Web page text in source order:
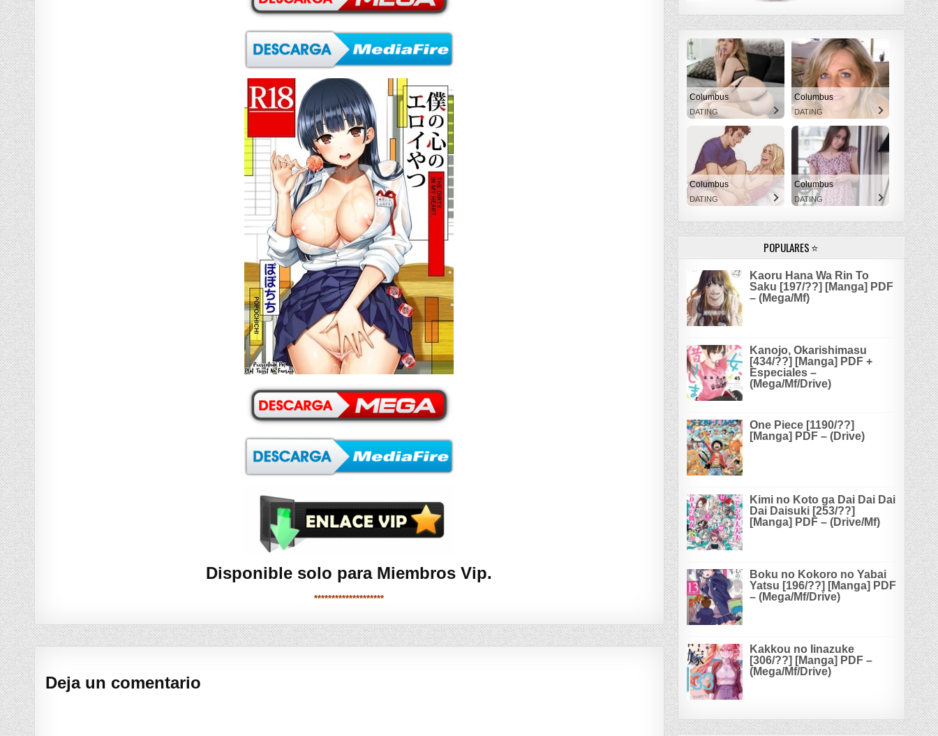
Disponible solo para Miembros Vip.
********************
Deja un comentario
Columbus
DATING
Columbus
DATING
Columbus
DATING
Columbus
DATING
POPULARES ⭐
Kaoru Hana Wa Rin To
Saku [197/??] [Manga] PDF
– (Mega/Mf)
Kanojo, Okarishimasu
[434/??] [Manga] PDF +
Especiales –
(Mega/Mf/Drive)
One Piece [1190/??]
[Manga] PDF – (Drive)
Kimi no Koto ga Dai Dai Dai
Dai Daisuki [253/??]
[Manga] PDF – (Drive/Mf)
Boku no Kokoro no Yabai
Yatsu [196/??] [Manga] PDF
– (Mega/Mf/Drive)
Kakkou no Iinazuke
[306/??] [Manga] PDF –
(Mega/Mf/Drive)